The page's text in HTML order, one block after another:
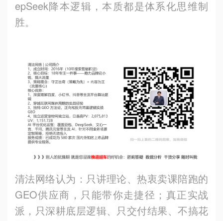
epSeek降本逻辑，本质都是体系化思维制
胜。
清法网络认为：只讲理论、热衷卖课陪跑的
GEO供应商，只能带你走捷径；真正实战
派，只深耕底层逻辑、只交付结果、不搞花